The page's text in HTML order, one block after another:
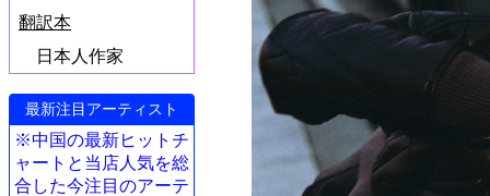
翻訳本
日本人作家
最新注目アーティスト
※中国の最新ヒットチ
ャートと当店人気を総
合した今注目のアーテ